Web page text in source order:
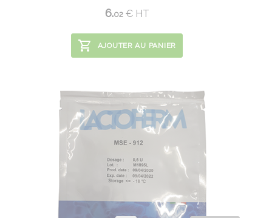
6.02 €HT
AJOUTER AU PANIER